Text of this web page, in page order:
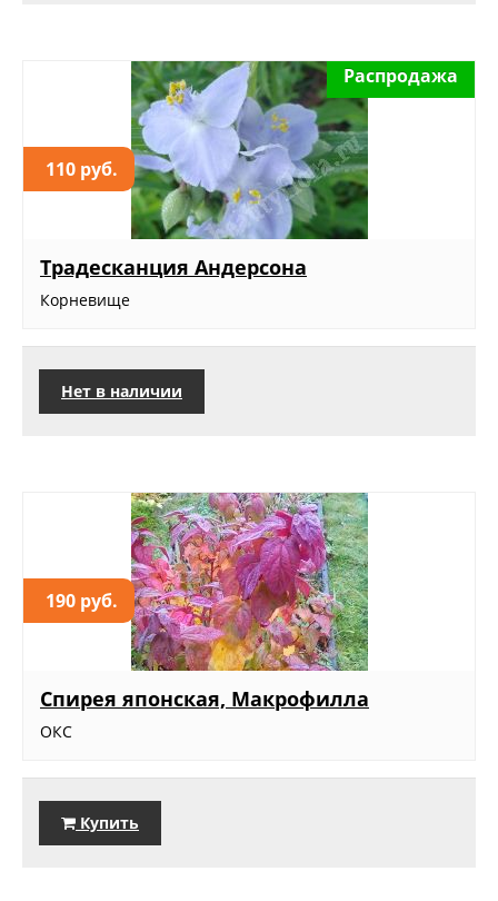
110 руб.
Распродажа
Традесканция Андерсона
Корневище
Нет в наличии
190 руб.
Спирея японская, Макрофилла
ОКС
Купить